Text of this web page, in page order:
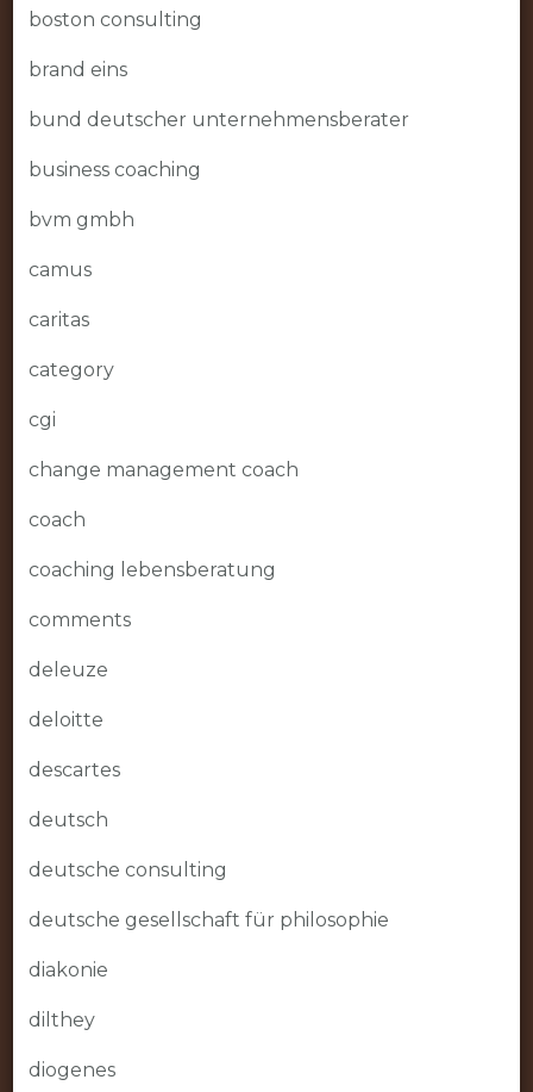
boston consulting
brand eins
bund deutscher unternehmensberater
business coaching
bvm gmbh
camus
caritas
category
cgi
change management coach
coach
coaching lebensberatung
comments
deleuze
deloitte
descartes
deutsch
deutsche consulting
deutsche gesellschaft für philosophie
diakonie
dilthey
diogenes